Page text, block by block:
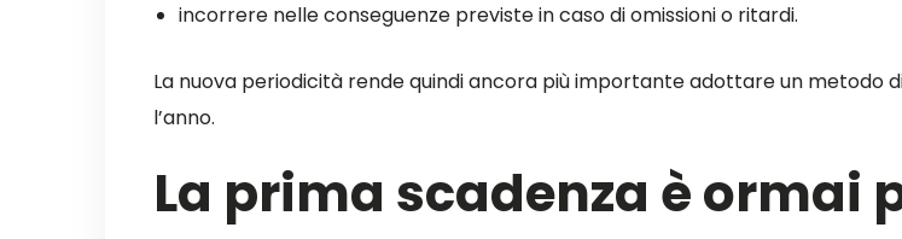
incorrere nelle conseguenze previste in caso di omissioni o ritardi.
La nuova periodicità rende quindi ancora più importante adottare un
l’anno.
La prima scadenza è ormai